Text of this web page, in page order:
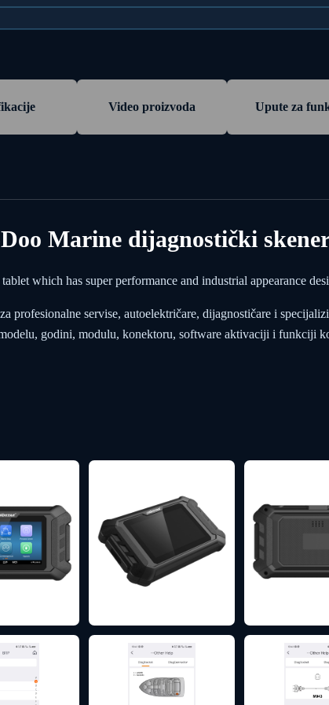
Video proizvoda Upute za
Marine dijagnostički
which has super performance and industrial appearance
profesionalne servise, autoelektričare, dijagnostičare i
godini, modulu, konektoru, software aktivaciji i funkciji